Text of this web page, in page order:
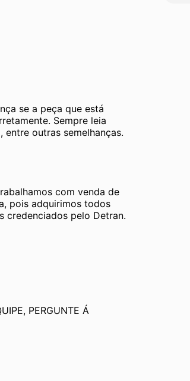
se a peça que está
Sempre leia
outras semelhanças.
com venda de
pois adquirimos todos
credenciados pelo Detran.
PERGUNTE Á